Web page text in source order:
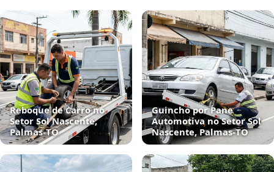
Reboque de Carro no
Setor Sol Nascente,
Palmas‑TO
Guincho por Pane
Automotiva no Setor Sol
Nascente, Palmas‑TO